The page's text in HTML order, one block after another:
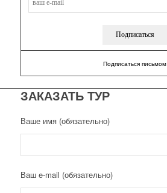
Подписаться письмом
ЗАКАЗАТЬ ТУР
Ваше имя (обязательно)
Ваш e-mail (обязательно)